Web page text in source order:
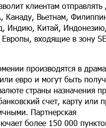
клиентам отправлять
Вьетнам,
Индию, Китай,
Европы, входящие в зону
производятся в
евро и могут быть
страны назначения
счет, карту или
Партнерская
более 150 000